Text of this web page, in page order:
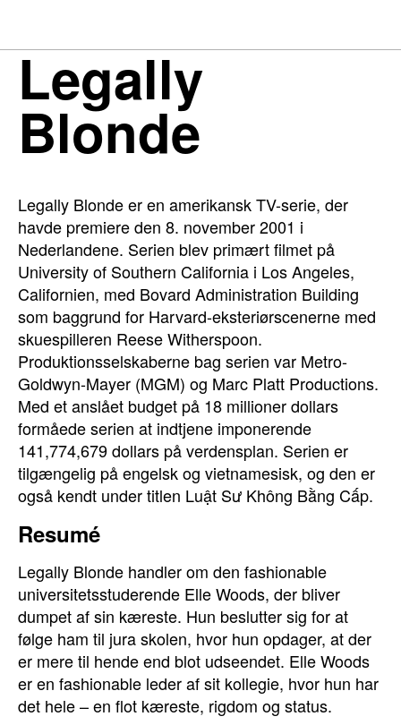
Legally
Blonde
Legally Blonde er en amerikansk TV-serie, der
havde premiere den 8. november 2001 i
Nederlandene. Serien blev primært filmet på
University of Southern California i Los Angeles,
Californien, med Bovard Administration Building
som baggrund for Harvard-eksteriørscenerne med
skuespilleren Reese Witherspoon.
Produktionsselskaberne bag serien var Metro-
Goldwyn-Mayer (MGM) og Marc Platt Productions.
Med et anslået budget på 18 millioner dollars
formåede serien at indtjene imponerende
141,774,679 dollars på verdensplan. Serien er
tilgængelig på engelsk og vietnamesisk, og den er
også kendt under titlen Luật Sư Không Bằng Cấp.
Resumé
Legally Blonde handler om den fashionable
universitetsstuderende Elle Woods, der bliver
dumpet af sin kæreste. Hun beslutter sig for at
følge ham til jura skolen, hvor hun opdager, at der
er mere til hende end blot udseendet. Elle Woods
er en fashionable leder af sit kollegie, hvor hun har
det hele – en flot kæreste, rigdom og status.